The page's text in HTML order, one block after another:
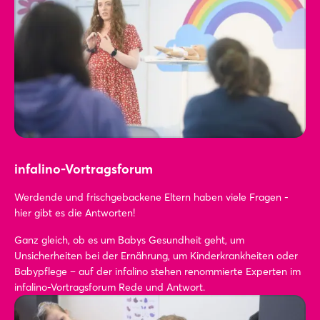
infalino-Vortragsforum
Werdende und frischgebackene Eltern haben viele Fragen -
hier gibt es die Antworten!
Ganz gleich, ob es um Babys Gesundheit geht, um
Unsicherheiten bei der Ernährung, um Kinderkrankheiten oder
Babypflege – auf der infalino stehen renommierte Experten im
infalino-Vortragsforum Rede und Antwort.